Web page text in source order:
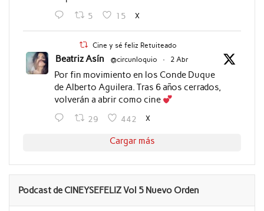
5 15 X
Cine y sé feliz Retuiteado
Beatriz Asín @circunloquio · 2 Abr
Por fin movimiento en los Conde Duque
de Alberto Aguilera. Tras 6 años cerrados,
volverán a abrir como cine
29 442 X
Cargar más
Podcast de CINEYSEFELIZ Vol 5 Nuevo Orden